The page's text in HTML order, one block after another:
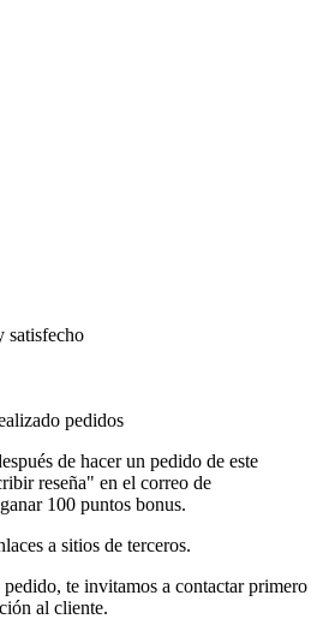
satisfecho
pedidos
de hacer un pedido de este
reseña" en el correo de
100 puntos bonus.
a sitios de terceros.
pedido, te invitamos a contactar primero
al cliente.